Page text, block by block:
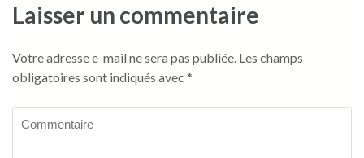
Laisser un commentaire
Votre adresse e-mail ne sera pas publiée. Les champs
obligatoires sont indiqués avec *